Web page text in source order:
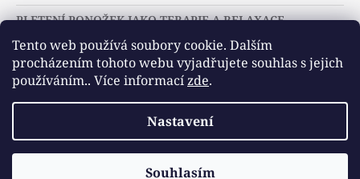
Tento web používá soubory cookie. Dalším
procházením tohoto webu vyjadřujete souhlas s jejich
používáním.. Více informacízde.
Nastavení
Souhlasím
PLETENÍ PONOŽEK JAKO TERAPIE A RELAXACE
Slovníček pojmů Často kladené dotazy
© 2026 U jehlic a klubíček - zuzinick.cz.